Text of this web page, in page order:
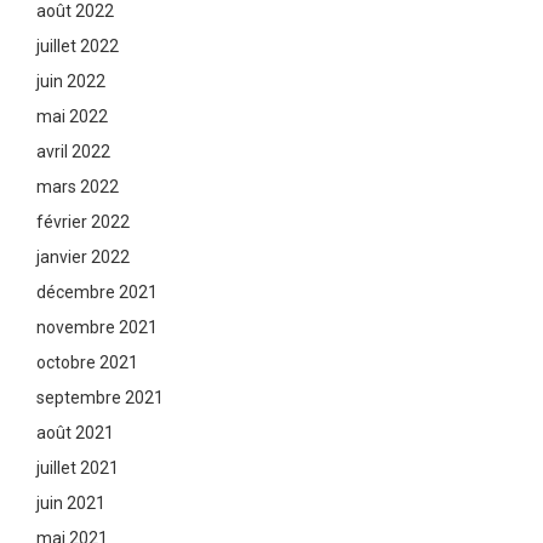
août 2022
juillet 2022
juin 2022
mai 2022
avril 2022
mars 2022
février 2022
janvier 2022
décembre 2021
novembre 2021
octobre 2021
septembre 2021
août 2021
juillet 2021
juin 2021
mai 2021